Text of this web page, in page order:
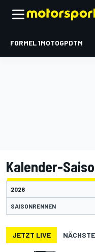
FORMEL 1MOTOGPDTM
Kalender-
SAISONRENNEN
JETZT LIVE